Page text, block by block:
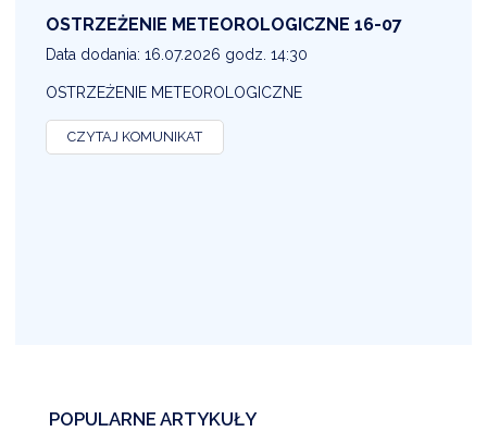
OSTRZEŻENIE METEOROLOGICZNE 16-07
Data dodania: 16.07.2026 godz. 14:30
OSTRZEŻENIE METEOROLOGICZNE
CZYTAJ KOMUNIKAT
POPULARNE ARTYKUŁY